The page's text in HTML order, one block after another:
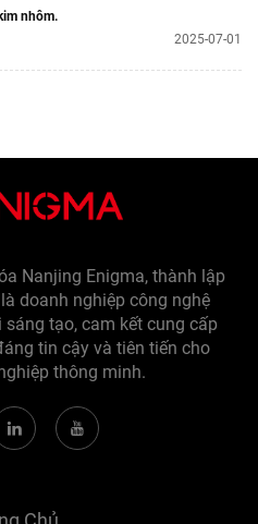
nhôm.
2025-07-01
Nanjing Enigma, thành lập
doanh nghiệp công nghệ
tạo, cam kết cung cấp
tin cậy và tiên tiến cho
thông minh.